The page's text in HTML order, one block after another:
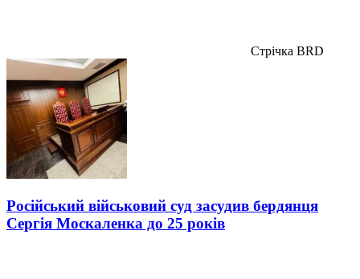
Стрічка BRD
Російський військовий суд засудив бердянця
Сергія Москаленка до 25 років